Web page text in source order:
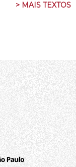
> MAIS TEXTOS